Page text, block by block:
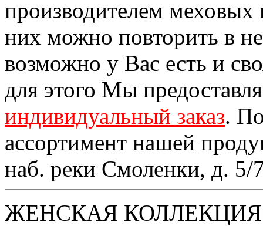
производителем
них можно повторить в
возможно у Вас есть и
для этого Мы
индивидуальный заказ.
ассортимент нашей
наб. реки Смоленки, д. 5/
ЖЕНСКАЯ КОЛЛЕКЦИЯ